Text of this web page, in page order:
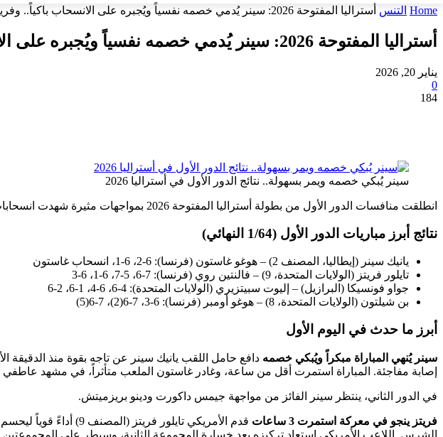
Home التنس أستراليا المفتوحة 2026: سينر يُدمي خصمه نفسياً ويُجبره على الانسحاب باكياً.. وفريتز...
أستراليا المفتوحة 2026: سينر يُدمي خصمه نفسياً ويُجبره على الانسحاب باكياً.. وفريتز ينجو في حرب 3 ساعات!
يناير 20, 2026
0
184
سينر يُبكي خصمه ويمر بسهولة.. نتائج الدور الأول في أستراليا 2026
انطلقت منافسات الدور الأول من بطولة أستراليا المفتوحة 2026 بمواجهات مثيرة شهدت انسحابات درامية، انتصارات سريعة، ومعارك طويلة الأمد.
نتائج أبرز مباريات الدور الأول (1/64 النهائي)
يانيك سينر (إيطاليا، المصنف 2) – هوغو غاستون (فرنسا): 6-2، 6-1، انسحاب غاستون
تايلور فريتز (الولايات المتحدة، 9) – فالنتين روي (فرنسا): 7-6، 5-7، 6-1، 6-3
جواو فونسيكا (البرازيل) – إليوت سبيتزيري (الولايات المتحدة): 4-6، 6-4، 1-6، 2-6
بن شيلتون (الولايات المتحدة، 8) – هوغو أومبر (فرنسا): 6-3، 7-6(2)، 7-6(5)
أبرز ما حدث في اليوم الأول
سينر يُنهي المباراة مبكراً ويُبكي خصمه
إصابة مفاجئة. المباراة استمرت أقل من ساعة، وغادر غاستون الملعب متأثراً، في مشهد عاطفي
في الدور الثاني، ينتظر سينر الفائز من مواجهة جيمس داكورت ودينو بريزميتش.
فريتز ينجو في معركة استمرت 3 ساعات
الشرس. اللاعب الأمريكي استعاد تركيزه بعد خسارة المجموعة الثانية، وسيطر على